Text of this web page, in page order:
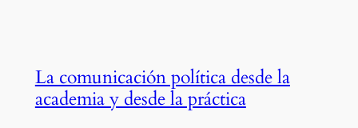
La comunicación política desde la
academia y desde la práctica